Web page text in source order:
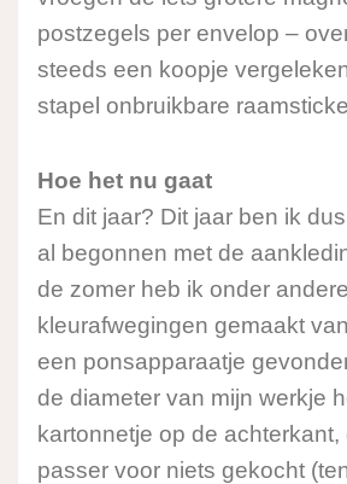
postzegels per envelop –
steeds een koopje
stapel onbruikbare
Hoe het nu gaat
En dit jaar? Dit jaar ben ik
al begonnen met de
de zomer heb ik onder
kleurafwegingen gemaakt
een ponsapparaatje
de diameter van mijn werkje
kartonnetje op de achterkant,
passer voor niets gekocht